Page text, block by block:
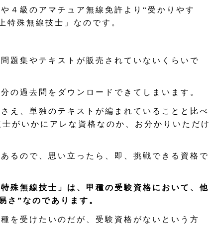
４級のアマチュア無線免許より“受かりやす
特殊無線技士」なのです。
題集やテキストが販売されていないくらいで
の過去問をダウンロードできてしまいます。
え、単独のテキストが編まれていることと比べ
がいかにアレな資格なのか、お分かりいただけ
るので、思い立ったら、即、挑戦できる資格で
殊無線技士」は、甲種の受験資格において、他
さ”なのであります。
を受けたいのだが、受験資格がないという方